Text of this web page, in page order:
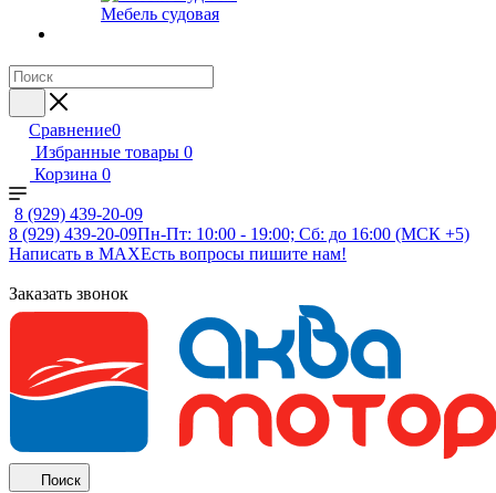
Мебель судовая
Сравнение0
Избранные товары 0
Корзина 0
8 (929) 439-20-09
8 (929) 439-20-09Пн-Пт: 10:00 - 19:00; Сб: до 16:00 (МСК +5)
Написать в MAXЕсть вопросы пишите нам!
Заказать звонок
Поиск